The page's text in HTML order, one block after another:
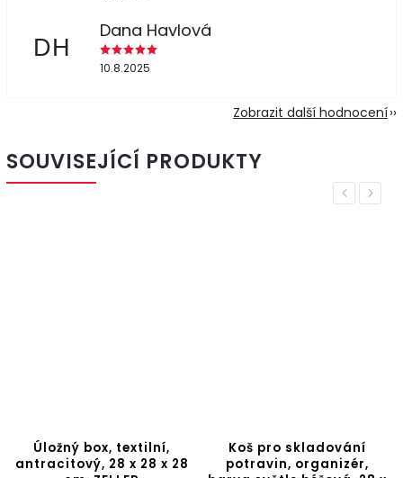
DH
Dana Havlová
10.8.2025
Zobrazit další hodnocení
SOUVISEJÍCÍ PRODUKTY
Previous
Úložný box, textilní,
antracitový, 28 x 28 x 28
Koš pro skladování
potravin, organizér,
Next